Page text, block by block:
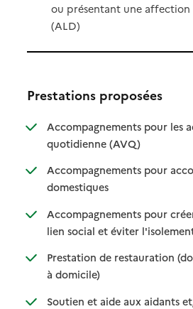
ou présentant une affection
(ALD)
Prestations proposées
Accompagnements pour les
quotidienne (AVQ): disponible
: non disponible
Accompagnements pour
domestiques: disponible
: non disponible
Accompagnements pour
lien social et éviter
:
:
Prestation de restauration
à domicile): disponible
: non disponible
Soutien et aide aux aidants